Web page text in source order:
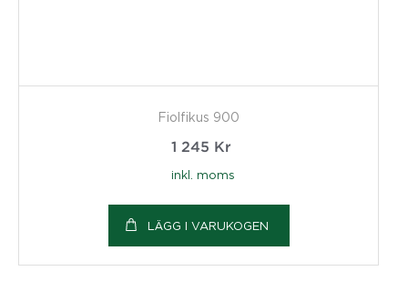
Fiolfikus 900
1 245 Kr
inkl. moms
LÄGG I VARUKOGEN